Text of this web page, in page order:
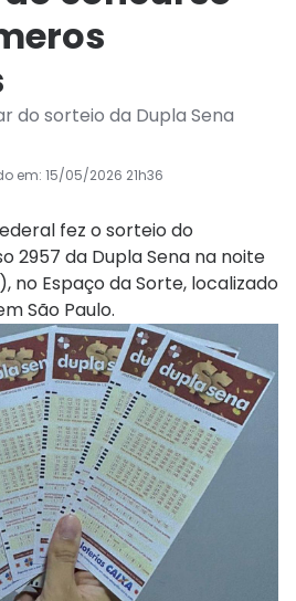
do sorteio da Dupla Sena
em: 15/05/2026 21h36
fez o sorteio do
2957 da Dupla Sena na noite
no Espaço da Sorte, localizado
São Paulo.